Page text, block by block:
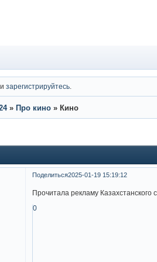
зарегистрируйтесь
» Про кино » Кино
Поделиться2025-01-19 15:19:12
Прочитала рекламу
0